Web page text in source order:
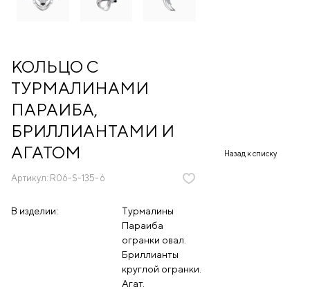
КОЛЬЦО С
ТУРМАЛИНАМИ
ПАРАИБА,
БРИЛЛИАНТАМИ И
АГАТОМ
Артикул: R06-S-135-6
В изделии:
Турмалины
Параиба
огранки овал.
Бриллианты
круглой огранки.
Агат.
Назад к списку